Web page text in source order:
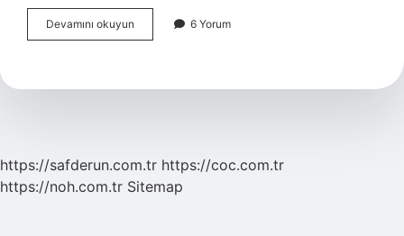
Devamını okuyun Bayraktar
Kim
6 Yorum
https://safderun.com.tr https://coc.com.tr
https://noh.com.tr Sitemap